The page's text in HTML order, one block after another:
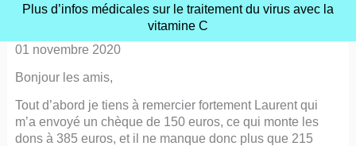
Plus d’infos médicales sur le traitement du virus avec la
vitamine C
01 novembre 2020
Bonjour les amis,
Tout d’abord je tiens à remercier fortement Laurent qui
m’a envoyé un chèque de 150 euros, ce qui monte les
dons à 385 euros, et il ne manque donc plus que 215